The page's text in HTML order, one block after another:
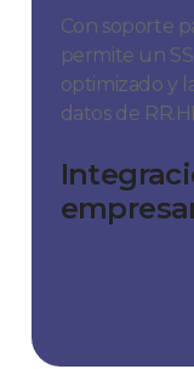
Con soporte
permite un
optimizado y
datos de